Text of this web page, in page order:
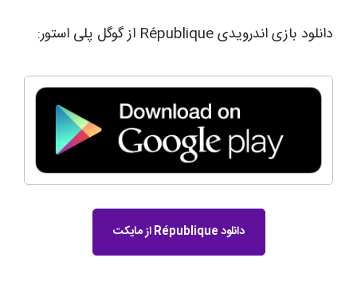
دانلود بازی اندرویدی République از گوگل پلی استور:
دانلود République از مایکت